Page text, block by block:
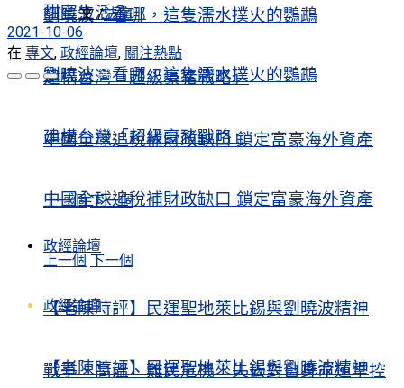
劉曉波：看哪，這隻濡水撲火的鸚鵡
建構台灣「超級豪豬戰略」
中國全球追稅補財政缺口 鎖定富豪海外資產
上一個 下一個
政經論壇
【老陳時評】民運聖地萊比錫與劉曉波精神
戰爭、高溫、難民危機：失去對自身命運掌控
甜蜜生活？
劉曉波：看哪，這隻濡水撲火的鸚鵡
建構台灣「超級豪豬戰略」
中國全球追稅補財政缺口 鎖定富豪海外資產
上一個 下一個
政經論壇
【老陳時評】民運聖地萊比錫與劉曉波精神
文 /法廣
2021-10-06
在 專文, 政經論壇, 關注熱點